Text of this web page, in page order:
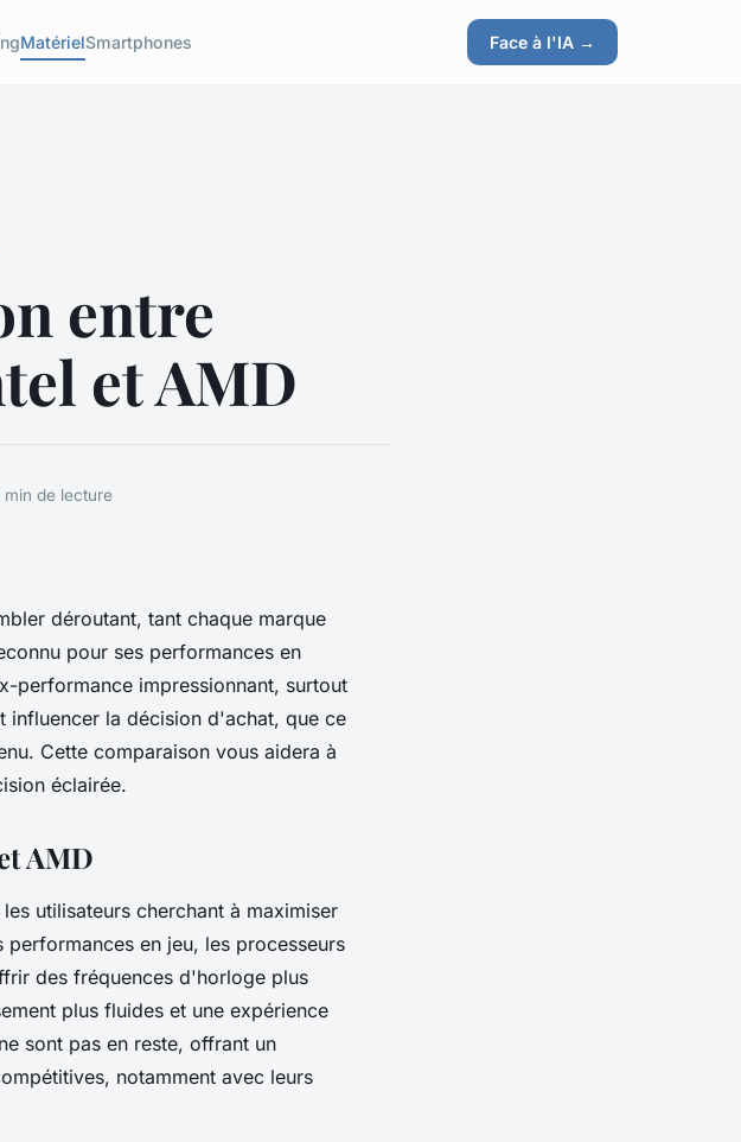
MatérielSmartphones Face à l'IA →
entre
et AMD
min de lecture
déroutant, tant chaque marque
pour ses performances en
performance impressionnant, surtout
influencer la décision d'achat, que ce
Cette comparaison vous aidera à
éclairée.
AMD
utilisateurs cherchant à maximiser
en jeu, les processeurs
des fréquences d'horloge plus
plus fluides et une expérience
sont pas en reste, offrant un
notamment avec leurs